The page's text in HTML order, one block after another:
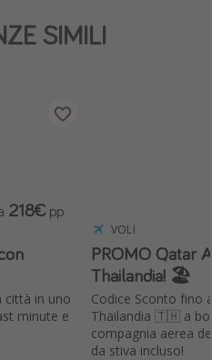
SIMILI
città in uno
minute e
218€ pp
VOLI
PROMO Qatar
Thailandia! 🏖️
Codice Sconto fino
Thailandia 🇹🇭 a
compagnia aerea del mondo 😍 con bagaglio
da stiva incluso!